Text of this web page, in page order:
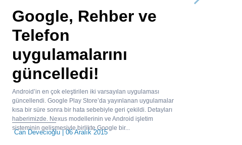
Google, Rehber ve
Telefon
uygulamalarını
güncelledi!
Android’in en çok eleştirilen iki varsayılan uygulaması
güncellendi. Google Play Store’da yayınlanan uygulamalar
kısa bir süre sonra bir hata sebebiyle geri çekildi. Detayları
haberimizde. Nexus modellerinin ve Android işletim
sisteminin gelişmesiyle birlikte Google bir...
Can Devecioğlu| 06 Aralık 2015
Sonraki